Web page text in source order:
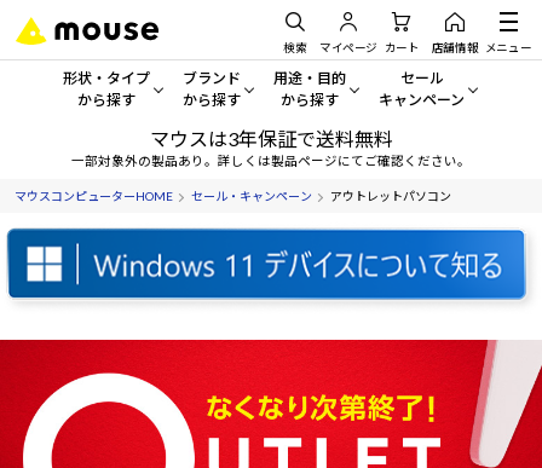
検索 マイページ カート 店舗情報 メニュー
形状・タイプ
から探す
形状・タイプから探す をすべてみる
デスクトップPC
ノートPC
サーバー
ワークステーション
ブランド
から探す
mouse
G TUNE
NEXTGEAR
iiyama
用途・目的
から探す
一般向けパソコン
ゲーミングPC・ゲーム向けパソコン
クリエイティブ向け
スペック/パーツ別
セール
キャンペーン
セール・キャンペー
期間限定セール
アウトレットパソコン
おすすめ目玉パソコン
今イチオシのパソコンをピ
Windows 11 Copilot+ PC
マウスは3年保証で送料無料
一部対象外の製品あり。詳しくは製品ページにてご確認ください。
マウスコンピューターHOME セール・キャンペーン アウトレットパソコン